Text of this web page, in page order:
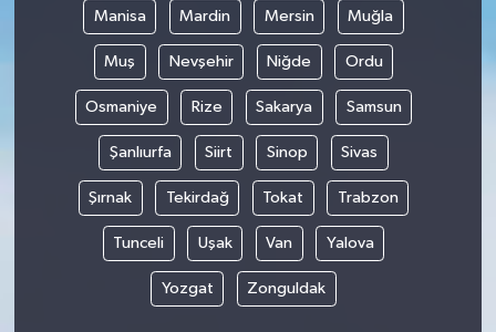
Manisa Mardin Mersin Muğla
Muş Nevşehir Niğde Ordu
Osmaniye Rize Sakarya Samsun
Şanlıurfa Siirt Sinop Sivas
Şırnak Tekirdağ Tokat Trabzon
Tunceli Uşak Van Yalova
Yozgat Zonguldak